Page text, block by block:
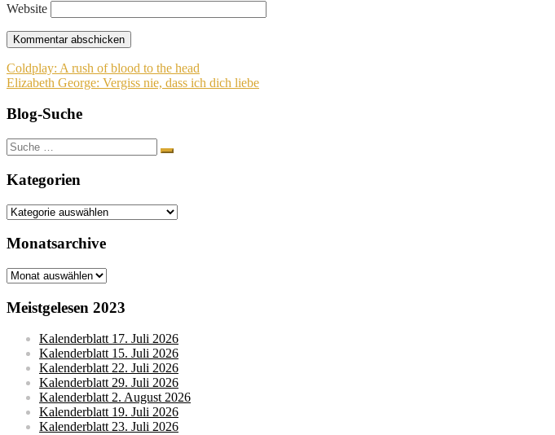
Website
Beitragsnavigation
Coldplay: A rush of blood to the head
Elizabeth George: Vergiss nie, dass ich dich liebe
Blog-Suche
Suche
nach:
Kategorien
Kategorien
Monatsarchive
Monatsarchive
Meistgelesen 2023
Kalenderblatt 17. Juli 2026
Kalenderblatt 15. Juli 2026
Kalenderblatt 22. Juli 2026
Kalenderblatt 29. Juli 2026
Kalenderblatt 2. August 2026
Kalenderblatt 19. Juli 2026
Kalenderblatt 23. Juli 2026